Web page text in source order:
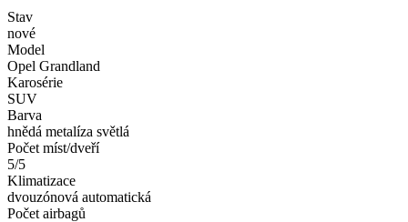
Stav
nové
Model
Opel Grandland
Karosérie
SUV
Barva
hnědá metalíza světlá
Počet míst/dveří
5/5
Klimatizace
dvouzónová automatická
Počet airbagů